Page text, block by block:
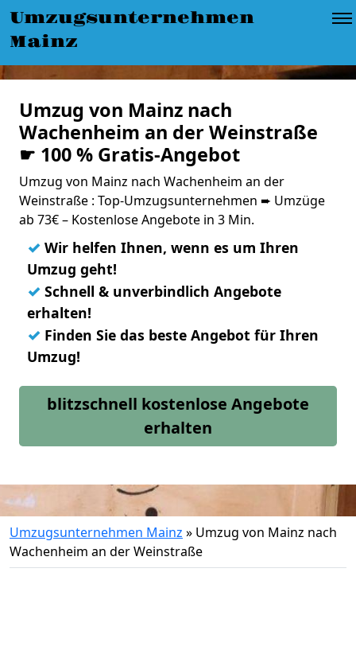
Umzugsunternehmen
Mainz
Umzug von Mainz nach
Wachenheim an der Weinstraße
☛ 100 % Gratis-Angebot
Umzug von Mainz nach Wachenheim an der
Weinstraße : Top-Umzugsunternehmen ➨ Umzüge
ab 73€ – Kostenlose Angebote in 3 Min.
✓ Wir helfen Ihnen, wenn es um Ihren
Umzug geht!
✓ Schnell & unverbindlich Angebote
erhalten!
✓ Finden Sie das beste Angebot für Ihren
Umzug!
blitzschnell kostenlose Angebote
erhalten
Umzugsunternehmen Mainz » Umzug von Mainz nach
Wachenheim an der Weinstraße